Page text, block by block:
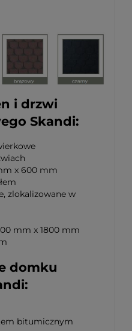
i drzwi
Skandi:
x 600 mm
zlokalizowane w
mm x 1800 mm
domku
bitumicznym